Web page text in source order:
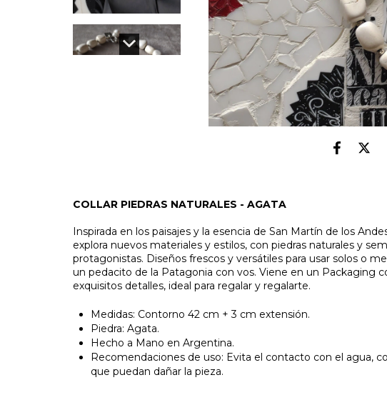
COLLAR PIEDRAS NATURALES - AGATA
Inspirada en los paisajes y la esencia de San Martín de los
explora nuevos materiales y estilos, con piedras naturales y
protagonistas. Diseños frescos y versátiles para usar solos o
un pedacito de la Patagonia con vos. Viene en un Packaging
exquisitos detalles, ideal para regalar y regalarte.
Medidas: Contorno 42 cm + 3 cm extensión.
Piedra: Agata.
Hecho a Mano en Argentina.
Recomendaciones de uso: Evita el contacto con el agua,
que puedan dañar la pieza.